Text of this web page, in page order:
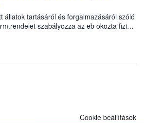
állatok tartásáról és forgalmazásáról szóló
szabályozza az eb okozta fizikai
keletkezésekor felmerülő
a veszélyes eb tartását és annak
megítélésében jártas szakértőt.
Cookie beállítások